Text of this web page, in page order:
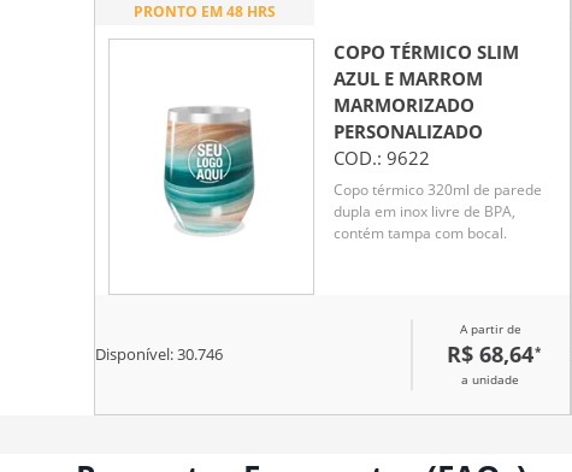
PRONTO EM 48 HRS
COPO TÉRMICO SLIM
AZUL E MARROM
MARMORIZADO
PERSONALIZADO
COD.: 9622
Copo térmico 320ml de parede
dupla em inox livre de BPA,
contém tampa com bocal.
Disponível:30.746
A partir de
R$ 68,64*
a unidade